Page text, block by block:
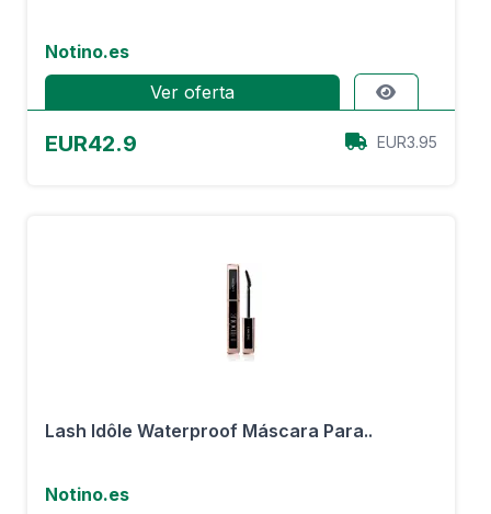
Notino.es
Ver oferta
EUR42.9 EUR3.95
Lash Idôle Waterproof Máscara Para..
Notino.es